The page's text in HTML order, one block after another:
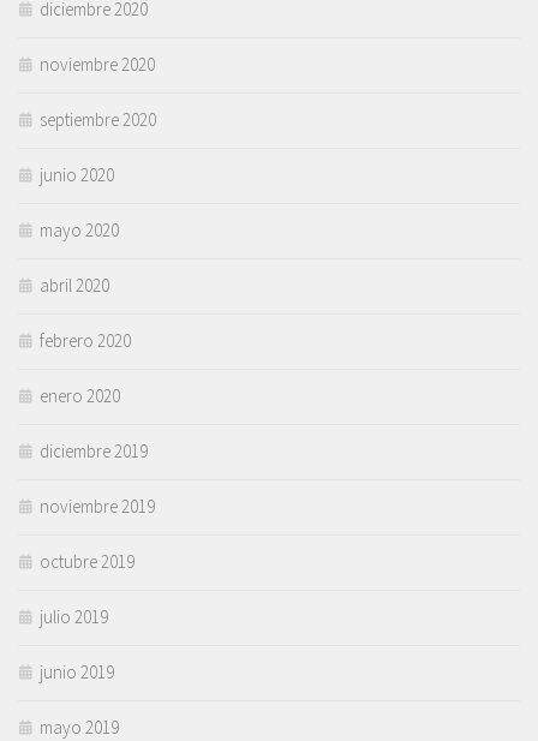
diciembre 2020
noviembre 2020
septiembre 2020
junio 2020
mayo 2020
abril 2020
febrero 2020
enero 2020
diciembre 2019
noviembre 2019
octubre 2019
julio 2019
junio 2019
mayo 2019